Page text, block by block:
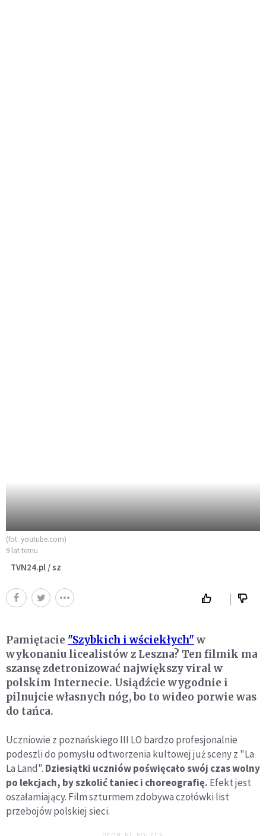
(fot. youtube.com)
9 lat temu
TVN24.pl / sz
Pamiętacie "Szybkich i wściekłych" w
wykonaniu licealistów z Leszna? Ten filmik ma
szansę zdetronizować największy viral w
polskim Internecie. Usiądźcie wygodnie i
pilnujcie własnych nóg, bo to wideo porwie was
do tańca.
Uczniowie z poznańskiego III LO bardzo profesjonalnie
podeszli do pomysłu odtworzenia kultowej już sceny z "La
La Land". Dziesiątki uczniów poświęcało swój czas wolny
po lekcjach, by szkolić taniec i choreografię. Efekt jest
oszałamiający. Film szturmem zdobywa czołówki list
przebojów polskiej sieci.